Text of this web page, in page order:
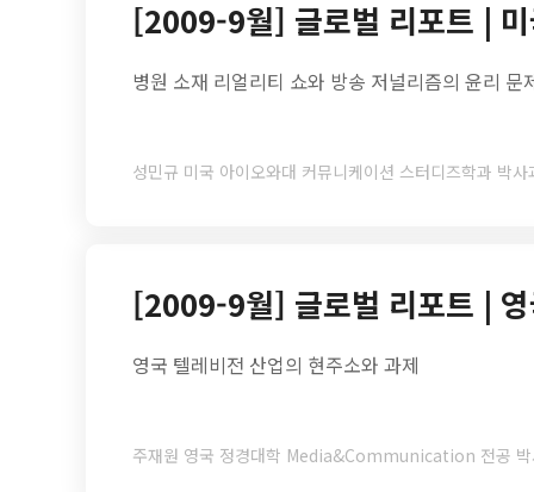
[2009-9월] 글로벌 리포트 |
병원 소재 리얼리티 쇼와 방송 저널리즘의 윤리 문
성민규 미국 아이오와대 커뮤니케이션 스터디즈학과 박사
[2009-9월] 글로벌 리포트 |
영국 텔레비전 산업의 현주소와 과제
주재원 영국 정경대학 Media&Communication 전공 박